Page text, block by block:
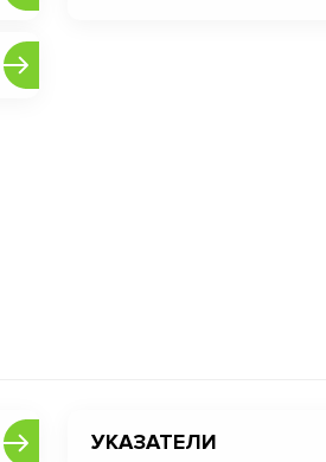
УКАЗАТЕЛИ